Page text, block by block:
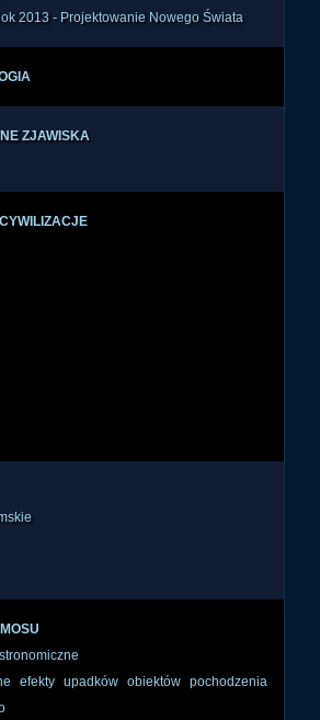
2013 - Projektowanie Nowego Świata
ZJAWISKA
efekty upadków obiektów pochodzenia